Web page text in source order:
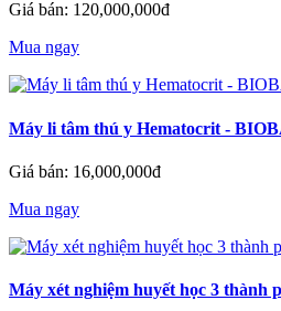
Giá bán: 120,000,000đ
Mua ngay
Máy li tâm thú y Hematocrit -
Giá bán: 16,000,000đ
Mua ngay
Máy xét nghiệm huyết học 3 thành